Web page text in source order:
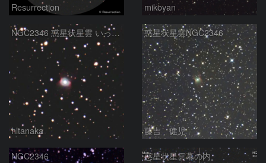
Resurrection mikoyan
NGC2346 惑星状星雲 いっかくじゅう座
hltanaka
惑星状星雲NGC2346
藤吉 健児
NGC2346 惑星状星雲幕の内